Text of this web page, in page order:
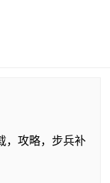
，攻略，步兵补